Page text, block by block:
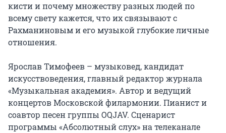
кисти и почему множеству разных людей по
всему свету кажется, что их связывают с
Рахманиновым и его музыкой глубокие личные
отношения.
Ярослав Тимофеев – музыковед, кандидат
искусствоведения, главный редактор журнала
«Музыкальная академия». Автор и ведущий
концертов Московской филармонии. Пианист и
соавтор песен группы OQJAV. Сценарист
программы «Абсолютный слух» на телеканале